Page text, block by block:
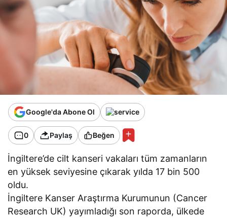
Google'da Abone Ol
0 Paylaş Beğen
İngiltere’de cilt kanseri vakaları tüm zamanların
en yüksek seviyesine çıkarak yılda 17 bin 500
oldu.
İngiltere Kanser Araştırma Kurumunun (Cancer
Research UK) yayımladığı son raporda, ülkede